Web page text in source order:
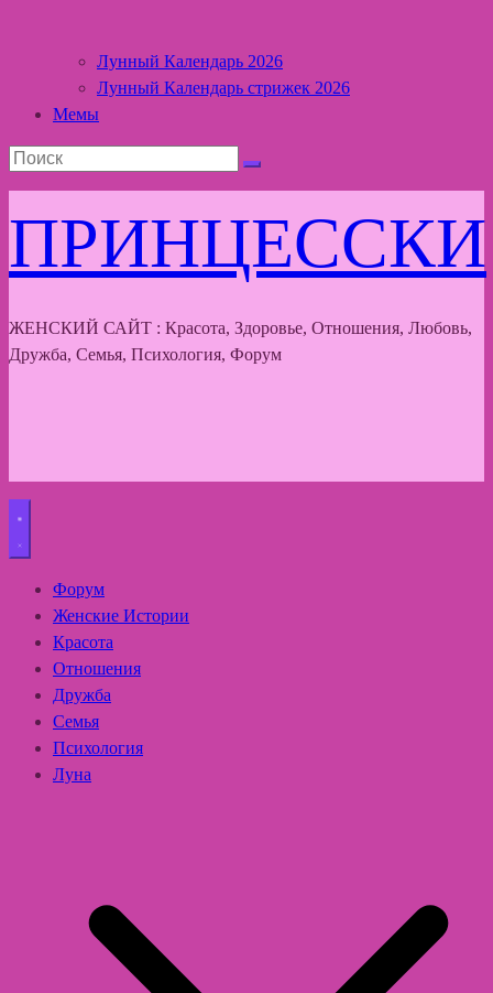
Лунный Календарь 2026
Лунный Календарь стрижек 2026
Мемы
ПРИНЦЕССКИ
ЖЕНСКИЙ САЙТ : Красота, Здоровье, Отношения, Любовь,
Дружба, Семья, Психология, Форум
Форум
Женские Истории
Красота
Отношения
Дружба
Семья
Психология
Луна